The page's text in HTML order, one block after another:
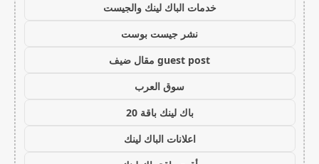
خدمات الباك لينك والجيست
نشر جيست بوست
guest post مقال ضيف
سوق العرب
باك لينك باقة 20
اعلانات الباك لينك